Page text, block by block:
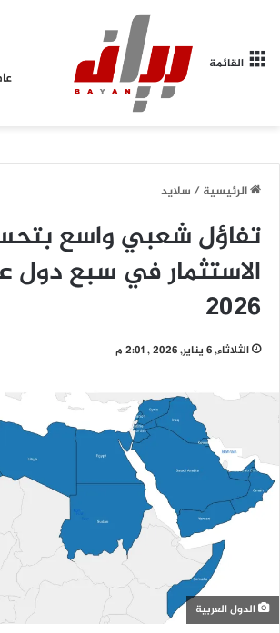
القائمة
الرئيسية/ سلايد
تفاؤل شعبي واسع
الاستثمار في سبع دول
2026
الثلاثاء, 6 يناير, 2026 , 2:01 م
الدول العربية